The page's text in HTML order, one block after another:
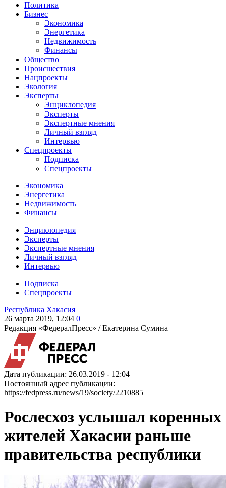
Политика
Бизнес
Экономика
Энергетика
Недвижимость
Финансы
Общество
Происшествия
Нацпроекты
Экология
Эксперты
Энциклопедия
Эксперты
Экспертные мнения
Личный взгляд
Интервью
Спецпроекты
Подписка
Спецпроекты
Экономика
Энергетика
Недвижимость
Финансы
Энциклопедия
Эксперты
Экспертные мнения
Личный взгляд
Интервью
Подписка
Спецпроекты
Республика Хакасия
26 марта 2019, 12:04 0
Редакция «ФедералПресс» /Екатерина Сумина
Дата публикации: 26.03.2019 - 12:04
Постоянный адрес публикации:
https://fedpress.ru/news/19/society/2210885
Рослесхоз услышал коренных
жителей Хакасии раньше
правительства республики